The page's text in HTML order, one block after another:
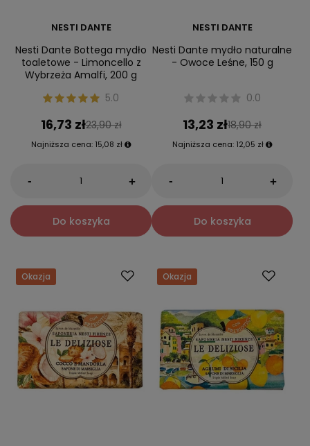
NESTI DANTE
Nesti Dante Bottega mydło
toaletowe - Limoncello z
Wybrzeża Amalfi, 200 g
5.0
16,73 zł23,90 zł
Najniższa cena: 15,08 zł
- +
Do koszyka
NESTI DANTE
Nesti Dante mydło naturalne
- Owoce Leśne, 150 g
0.0
13,23 zł18,90 zł
Najniższa cena: 12,05 zł
- +
Do koszyka
Okazja Okazja